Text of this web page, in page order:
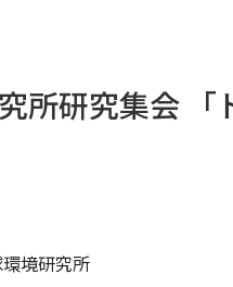
所研究集会
境研究所